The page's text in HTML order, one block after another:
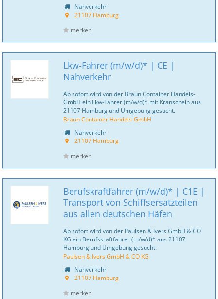
Nahverkehr
21107 Hamburg
merken
Lkw-Fahrer (m/w/d)* | CE |
Nahverkehr
Ab sofort wird von der Braun Container Handels-
GmbH ein Lkw-Fahrer (m/w/d)* mit Kranschein aus
21107 Hamburg und Umgebung gesucht.
Braun Container Handels-GmbH
Nahverkehr
21107 Hamburg
merken
Berufskraftfahrer (m/w/d)* | C1E |
Transport von Schiffsersatzteilen
aus allen deutschen Häfen
Ab sofort wird von der Paulsen & Ivers GmbH & CO
KG ein Berufskraftfahrer (m/w/d)* aus 21107
Hamburg und Umgebung gesucht.
Paulsen & Ivers GmbH & CO KG
Nahverkehr
21107 Hamburg
merken